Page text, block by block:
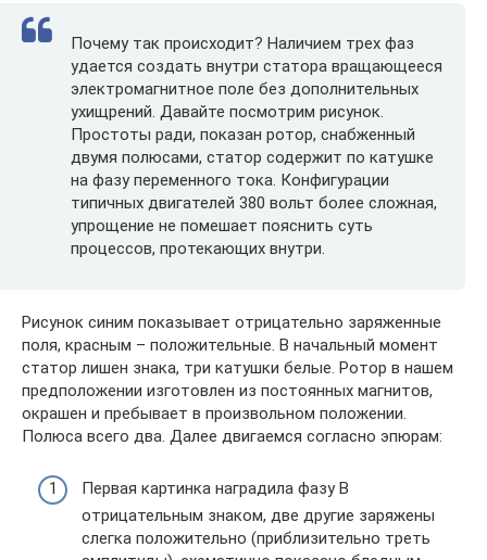
Почему так происходит? Наличием трех фаз
удается создать внутри статора вращающееся
электромагнитное поле без дополнительных
ухищрений. Давайте посмотрим рисунок.
Простоты ради, показан ротор, снабженный
двумя полюсами, статор содержит по катушке
на фазу переменного тока. Конфигурации
типичных двигателей 380 вольт более сложная,
упрощение не помешает пояснить суть
процессов, протекающих внутри.
Рисунок синим показывает отрицательно заряженные
поля, красным – положительные. В начальный момент
статор лишен знака, три катушки белые. Ротор в нашем
предположении изготовлен из постоянных магнитов,
окрашен и пребывает в произвольном положении.
Полюса всего два. Далее двигаемся согласно эпюрам:
Первая картинка наградила фазу В
отрицательным знаком, две другие заряжены
слегка положительно (приблизительно треть